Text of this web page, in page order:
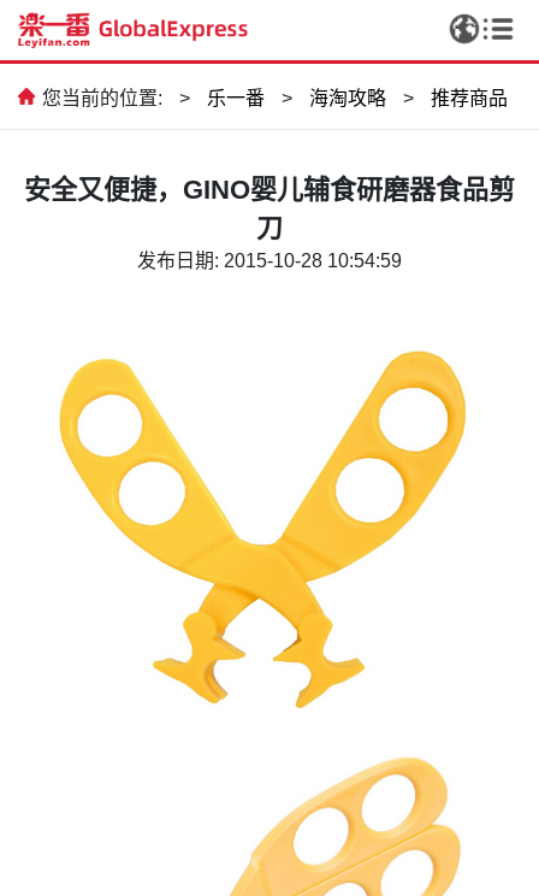
您当前的位置: > 乐一番 > 海淘攻略 > 推荐商品
安全又便捷，GINO婴儿辅食研磨器食品剪
刀
发布日期: 2015-10-28 10:54:59